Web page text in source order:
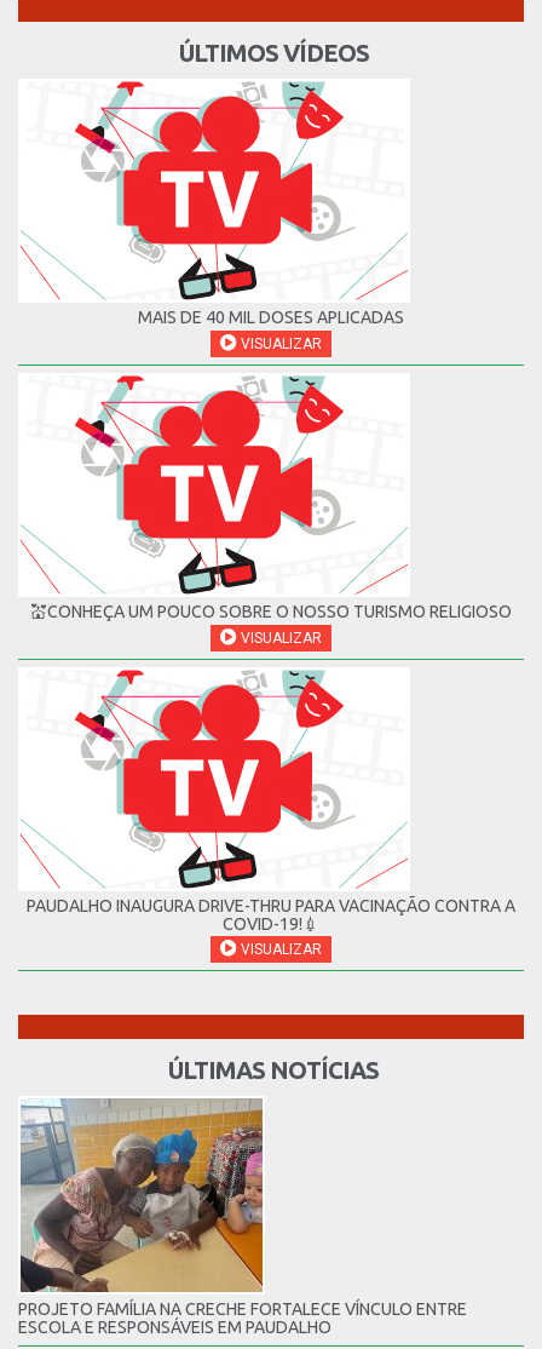
ÚLTIMOS VÍDEOS
MAIS DE 40 MIL DOSES APLICADAS
VISUALIZAR
💒CONHEÇA UM POUCO SOBRE O NOSSO TURISMO RELIGIOSO
VISUALIZAR
PAUDALHO INAUGURA DRIVE-THRU PARA VACINAÇÃO CONTRA A
COVID-19!💉
VISUALIZAR
ÚLTIMAS NOTÍCIAS
PROJETO FAMÍLIA NA CRECHE FORTALECE VÍNCULO ENTRE
ESCOLA E RESPONSÁVEIS EM PAUDALHO